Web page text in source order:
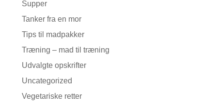
Supper
Tanker fra en mor
Tips til madpakker
Træning – mad til træning
Udvalgte opskrifter
Uncategorized
Vegetariske retter